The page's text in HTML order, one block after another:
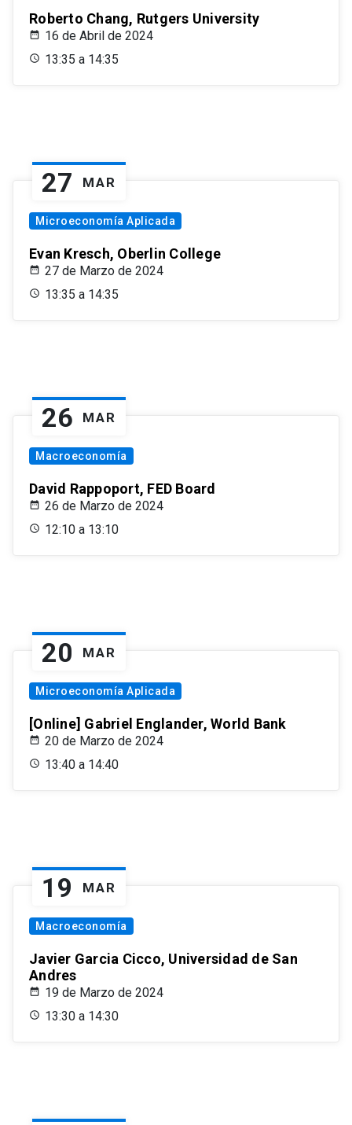
Roberto Chang, Rutgers University
16 de Abril de 2024
13:35 a 14:35
27 MAR
Microeconomía Aplicada
Evan Kresch, Oberlin College
27 de Marzo de 2024
13:35 a 14:35
26 MAR
Macroeconomía
David Rappoport, FED Board
26 de Marzo de 2024
12:10 a 13:10
20 MAR
Microeconomía Aplicada
[Online] Gabriel Englander, World Bank
20 de Marzo de 2024
13:40 a 14:40
19 MAR
Macroeconomía
Javier Garcia Cicco, Universidad de San
Andres
19 de Marzo de 2024
13:30 a 14:30